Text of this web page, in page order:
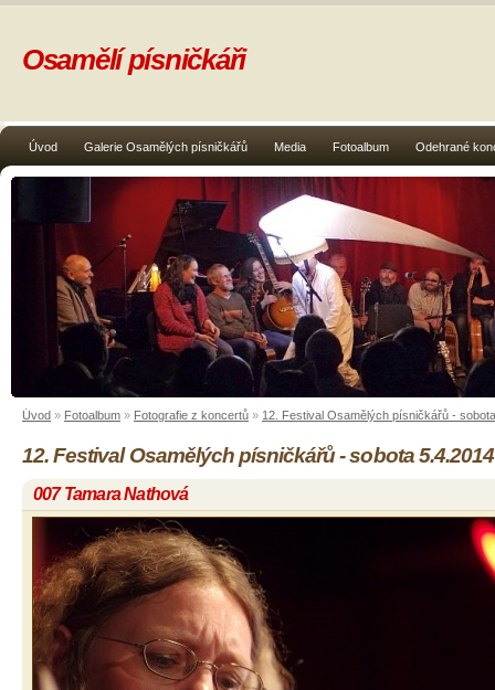
Úvod Galerie Osamělých písničkářů Media Fotoalbum Odehrané
Osamělí písničkáři
Úvod » Fotoalbum » Fotografie z koncertů » 12. Festival Osamělých písničkářů -
12. Festival Osamělých písničkářů - sobota 5.4.2014
007 Tamara Nathová